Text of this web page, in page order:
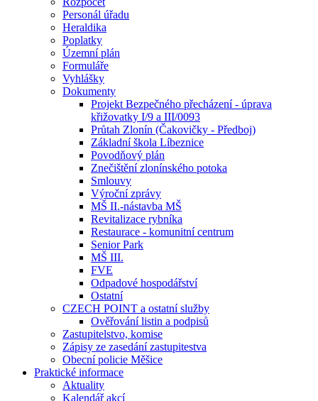
Personál úřadu
Heraldika
Poplatky
Územní plán
Formuláře
Vyhlášky
Dokumenty
Projekt Bezpečného přecházení - úprava
křižovatky I/9 a III/0093
Průtah Zlonín (Čakovičky - Předboj)
Základní škola Líbeznice
Povodňový plán
Znečištění zlonínského potoka
Smlouvy
Výroční zprávy
MŠ II.-nástavba MŠ
Revitalizace rybníka
Restaurace - komunitní centrum
Senior Park
MŠ III.
FVE
Odpadové hospodářství
Ostatní
CZECH POINT a ostatní služby
Ověřování listin a podpisů
Zastupitelstvo, komise
Zápisy ze zasedání zastupitestva
Obecní policie Měšice
Praktické informace
Aktuality
Kalendář akcí